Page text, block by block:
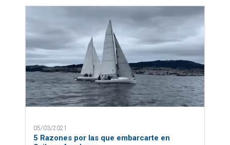
05/03/2021
5 Razones por las que embarcarte en